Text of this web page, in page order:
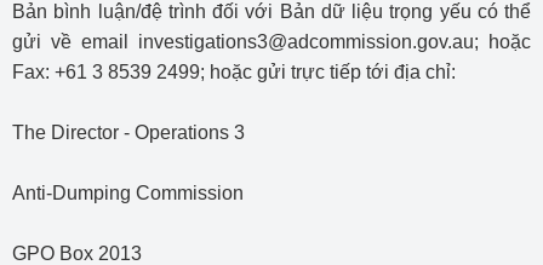
Bản bình luận/đệ trình đối với Bản dữ liệu trọng yếu có thể
gửi về email investigations3@adcommission.gov.au; hoặc
Fax: +61 3 8539 2499; hoặc gửi trực tiếp tới địa chỉ:
The Director - Operations 3
Anti-Dumping Commission
GPO Box 2013